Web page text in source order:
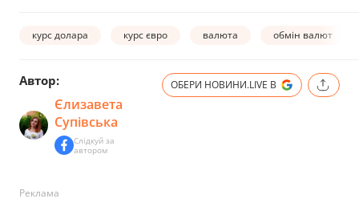
курс долара курс євро валюта обмін валют
Автор:
Єлизавета
Супівська
Слідкуй за
автором
ОБЕРИ НОВИНИ.LIVE В
Реклама